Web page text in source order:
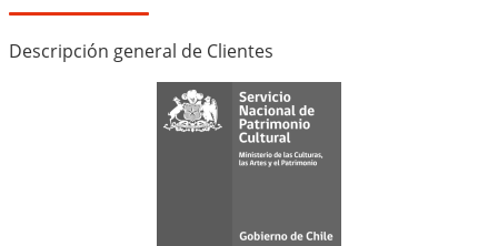
Descripción general de Clientes